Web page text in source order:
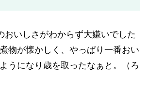
おいしさがわからず大嫌いでした
物が懐かしく、やっぱり一番おい
うになり歳を取ったなぁと。（ろ